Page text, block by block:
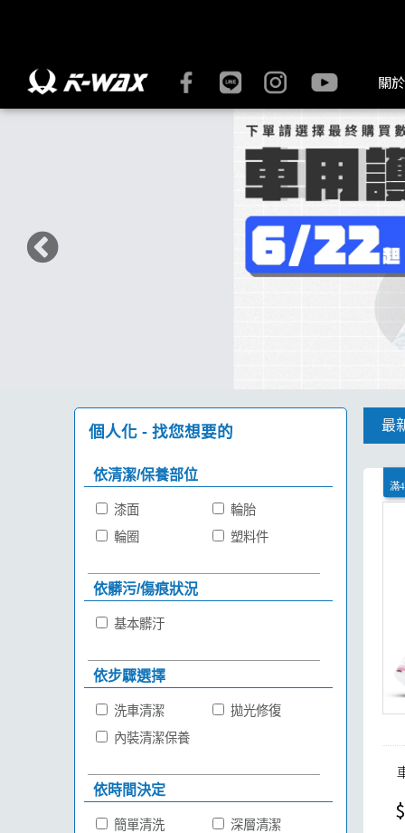
關
個人化 - 找您想要的
依清潔/保養部位
漆面
輪胎
輪圈
塑料件
依髒污/傷痕狀況
基本髒汙
依步驟選擇
洗車清潔
拋光修復
內裝清潔保養
依時間決定
簡單清洗
深層清潔
最
滿